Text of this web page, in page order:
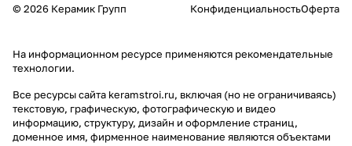
© 2026 Керамик Групп КонфиденциальностьОферта
На информационном ресурсе применяются рекомендательные
технологии.
Все ресурсы сайта keramstroi.ru, включая (но не ограничиваясь)
текстовую, графическую, фотографическую и видео
информацию, структуру, дизайн и оформление страниц,
доменное имя, фирменное наименование являются объектами